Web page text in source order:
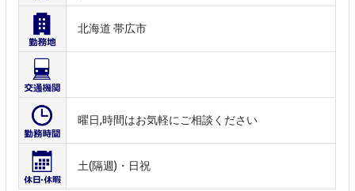
北海道 帯広市
曜日,時間はお気軽にご相談ください
土(隔週)・日祝